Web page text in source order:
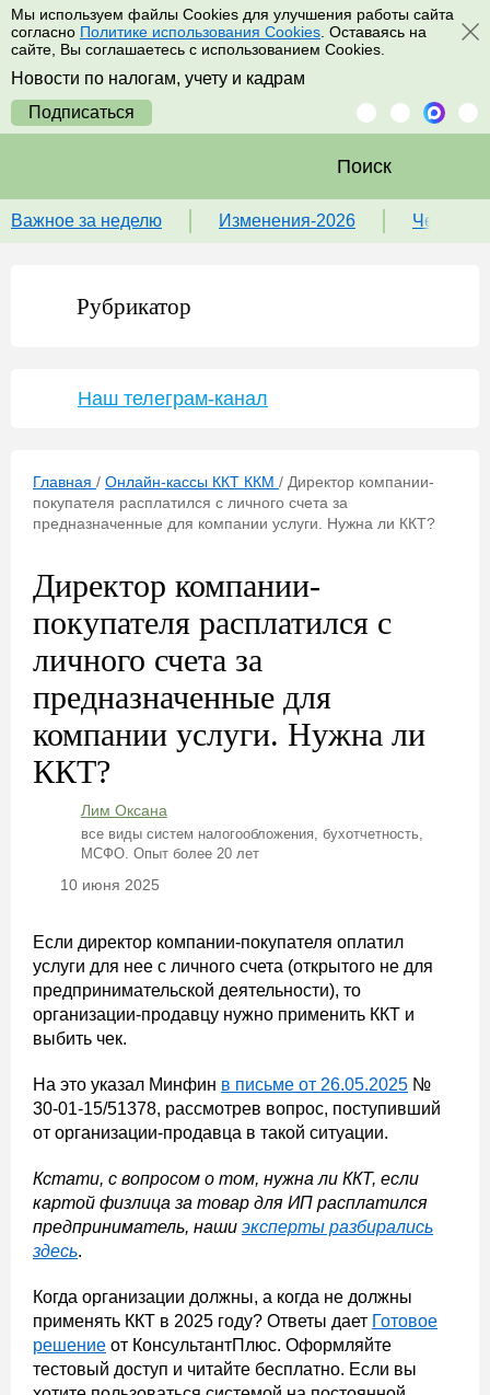
Мы используем файлы Cookies для улучшения работы сайта
согласно Политике использования Cookies . Оставаясь на
сайте, Вы соглашаетесь с использованием Cookies.
Новости по налогам, учету и кадрам
Подписаться
Поиск
Важное за неделю Изменения-2026 Чек-
Рубрикатор
Наш телеграм-канал
Главная / Онлайн-кассы ККТ ККМ / Директор компании-
покупателя расплатился с личного счета за
предназначенные для компании услуги. Нужна ли ККТ?
Директор компании-
покупателя расплатился с
личного счета за
предназначенные для
компании услуги. Нужна ли
ККТ?
Лим Оксана
все виды систем налогообложения, бухотчетность,
МСФО. Опыт более 20 лет
10 июня 2025
Если директор компании-покупателя оплатил
услуги для нее с личного счета (открытого не для
предпринимательской деятельности), то
организации-продавцу нужно применить ККТ и
выбить чек.
На это указал Минфин в письме от 26.05.2025 №
30-01-15/51378, рассмотрев вопрос, поступивший
от организации-продавца в такой ситуации.
Кстати, с вопросом о том, нужна ли ККТ, если
картой физлица за товар для ИП расплатился
предприниматель, наши эксперты разбирались
здесь.
Когда организации должны, а когда не должны
применять ККТ в 2025 году? Ответы дает Готовое
решение от КонсультантПлюс. Оформляйте
тестовый доступ и читайте бесплатно. Если вы